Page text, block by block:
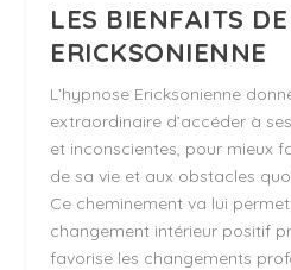
LES BIENFAITS
ERICKSONIENNE
L’hypnose Ericksonienne
extraordinaire d’accéder à
et inconscientes, pour mieux
de sa vie et aux obstacles
Ce cheminement va lui
changement intérieur positif
favorise les changements